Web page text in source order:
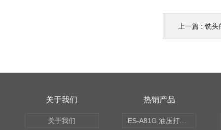
上一篇 : 铣头
关于我们
关于我们
热销产品